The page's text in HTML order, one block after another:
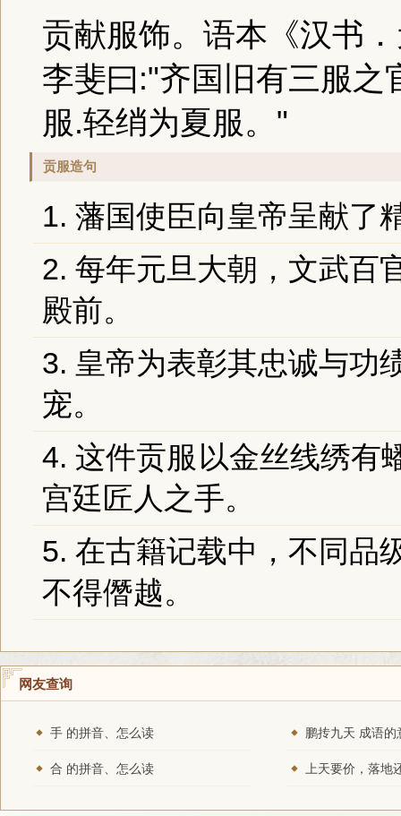
贡献服饰。语本《汉书
李斐曰:"齐国旧有三服之
服.轻绡为夏服。"
贡服造句
1. 藩国使臣向皇帝呈献了
2. 每年元旦大朝，文武百
殿前。
3. 皇帝为表彰其忠诚与功
宠。
4. 这件贡服 以金丝线绣有
宫廷匠人之手。
5. 在古籍记载中，不同品
不得僭越。
网友查询
手 的拼音、怎么读 鹏抟九天 成语的
合 的拼音、怎么读